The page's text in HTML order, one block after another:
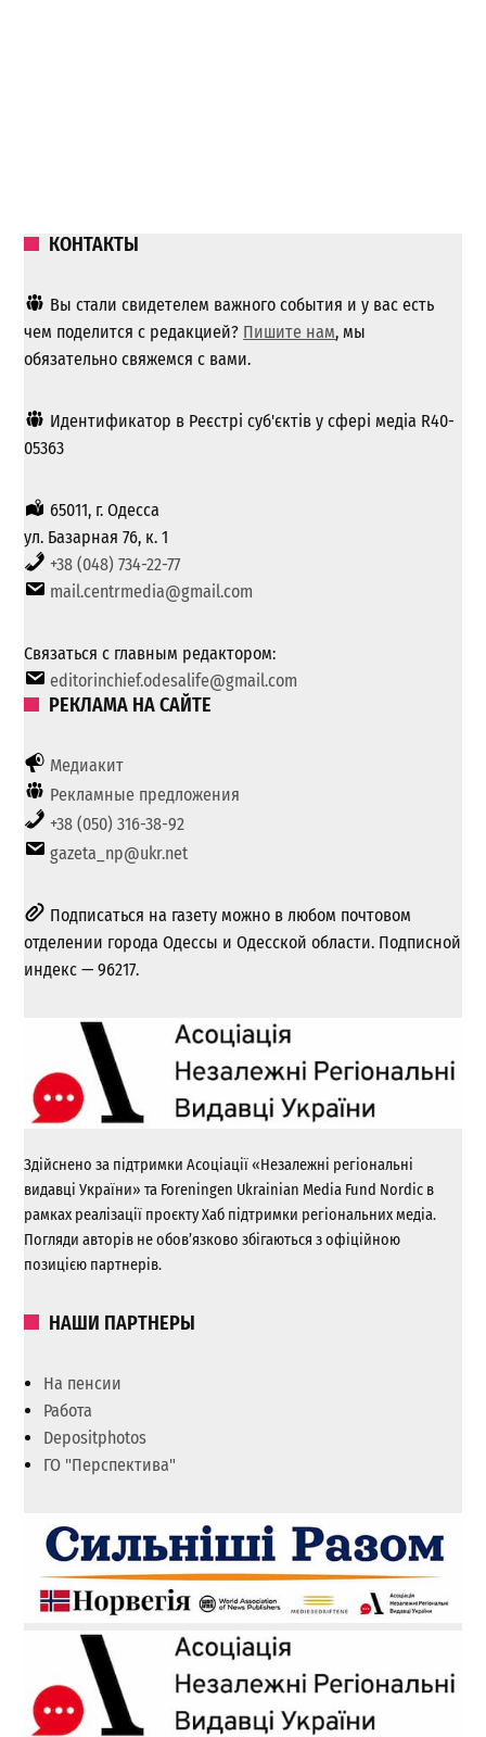
КОНТАКТЫ
Вы стали свидетелем важного события и у вас есть
чем поделится с редакцией? Пишите нам, мы
обязательно свяжемся с вами.
Идентификатор в Реєстрі суб'єктів у сфері медіа R40-
05363
65011, г. Одесса
ул. Базарная 76, к. 1
+38 (048) 734-22-77
mail.centrmedia@gmail.com
Связаться с главным редактором:
editorinchief.odesalife@gmail.com
РЕКЛАМА НА САЙТЕ
Медиакит
Рекламные предложения
+38 (050) 316-38-92
gazeta_np@ukr.net
Подписаться на газету можно в любом почтовом
отделении города Одессы и Одесской области. Подписной
индекс — 96217.
Здійснено за підтримки Асоціації «Незалежні регіональні
видавці України» та Foreningen Ukrainian Media Fund Nordic в
рамках реалізації проєкту Хаб підтримки регіональних медіа.
Погляди авторів не обов’язково збігаються з офіційною
позицією партнерів.
НАШИ ПАРТНЕРЫ
На пенсии
Работа
Depositphotos
ГО "Перспектива"